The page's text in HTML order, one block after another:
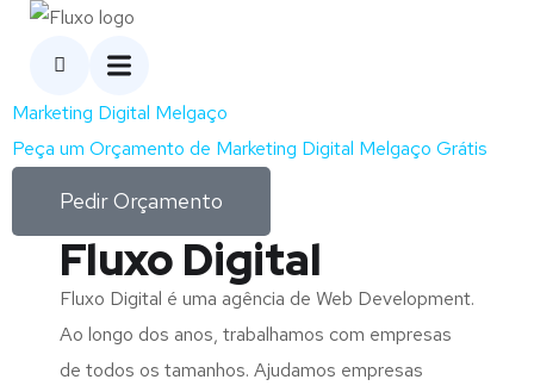
Marketing Digital Melgaço
Peça um Orçamento de Marketing Digital Melgaço Grátis
Pedir Orçamento
Fluxo Digital
Fluxo Digital é uma agência de Web Development.
Ao longo dos anos, trabalhamos com empresas
de todos os tamanhos. Ajudamos empresas